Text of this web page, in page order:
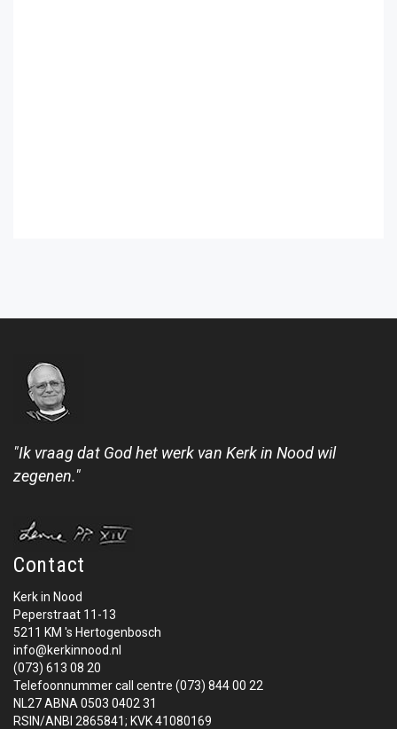
"Ik vraag dat God het werk van Kerk in Nood wil
zegenen."
Contact
Kerk in Nood
Peperstraat 11-13
5211 KM 's Hertogenbosch
info@kerkinnood.nl
(073) 613 08 20
Telefoonnummer call centre (073) 844 00 22
NL27 ABNA 0503 0402 31
RSIN/ANBI 2865841; KVK 41080169